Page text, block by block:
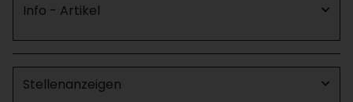
Info - Artikel
Stellenanzeigen